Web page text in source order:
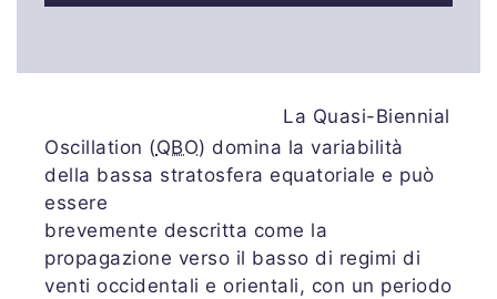
La Quasi-Biennial
Oscillation (QBO) domina la variabilità
della bassa stratosfera equatoriale e può
essere
brevemente descritta come la
propagazione verso il basso di regimi di
venti occidentali e orientali, con un periodo